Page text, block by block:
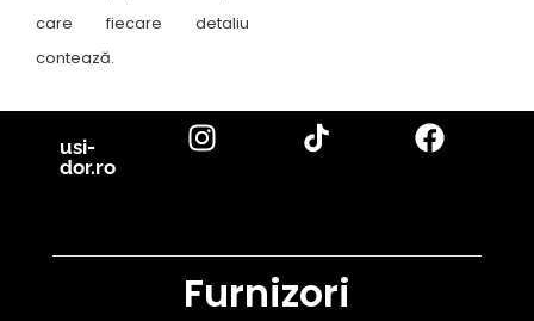
care fiecare detaliu
contează.
usi-
dor.ro
Furnizori